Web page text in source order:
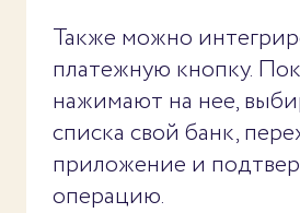
Также можно
платежную кнопку.
нажимают на нее,
списка свой банк,
приложение и
операцию.